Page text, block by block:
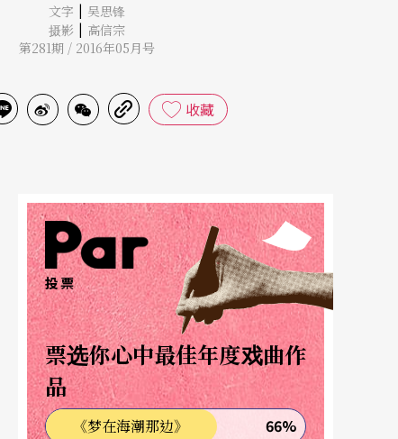
文字 | 吴思锋
摄影 | 高信宗
第281期 / 2016年05月号
收藏
投票
票选你心中最佳年度戏曲作
品
《梦在海潮那边》 66%